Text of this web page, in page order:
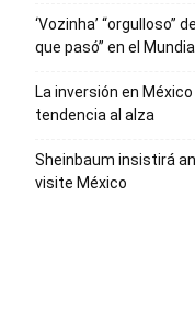
‘Vozinha’ “orgulloso”
que pasó” en el Mundial
La inversión en
tendencia al alza
Sheinbaum insistirá
visite México